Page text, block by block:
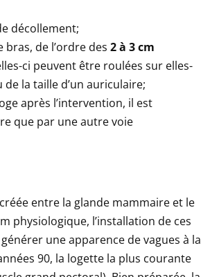
décollement;
de l’ordre des 2 à 3 cm
ci peuvent être roulées sur elles-
la taille d’un auriculaire;
après l’intervention, il est
que par une autre voie
entre la glande mammaire et le
physiologique, l’installation de ces
une apparence de vagues à la
90, la logette la plus courante